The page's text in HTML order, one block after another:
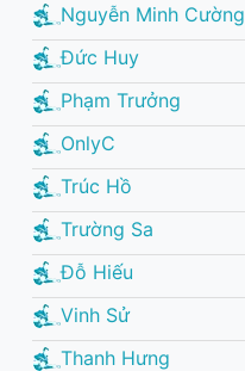
Nguyễn Minh Cường
Đức Huy
Phạm Trưởng
OnlyC
Trúc Hồ
Trường Sa
Đỗ Hiếu
Vinh Sử
Thanh Hưng